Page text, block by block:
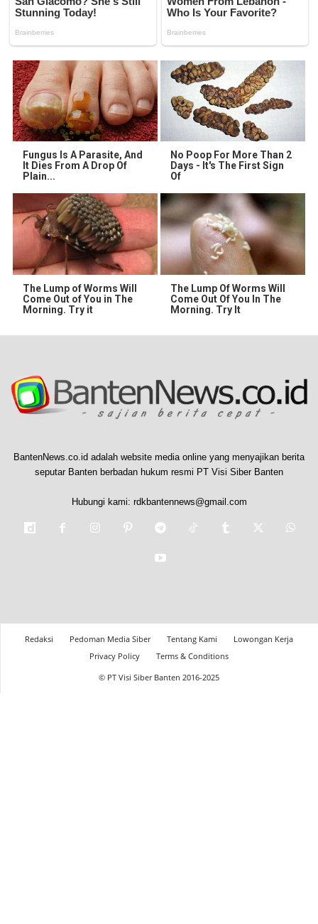
Fungus Is A Parasite, And
It Dies From A Drop Of
Plain...
No Poop For More Than 2
Days - It's The First Sign
Of
The Lump of Worms Will
Come Out of You in The
Morning. Try it
The Lump Of Worms Will
Come Out Of You In The
Morning. Try It
BantenNews.co.id adalah website media online yang menyajikan berita
seputar Banten berbadan hukum resmi PT Visi Siber Banten
Hubungi kami: rdkbantennews@gmail.com
Redaksi Pedoman Media Siber Tentang Kami
Lowongan Kerja
Privacy Policy
Terms & Conditions
© PT Visi Siber Banten 2016-2025